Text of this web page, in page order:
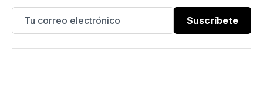
Suscríbete